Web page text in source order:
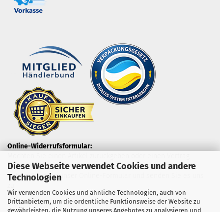
Diese Webseite verwendet Cookies und andere
Technologien
Wir verwenden Cookies und ähnliche Technologien, auch von
Drittanbietern, um die ordentliche Funktionsweise der Website zu
gewährleisten, die Nutzung unseres Angebotes zu analysieren und
Online-Widerrufsformular:
widerrufen?
Nutzen Sie dazu unser Online-Formular und senden Sie es uns